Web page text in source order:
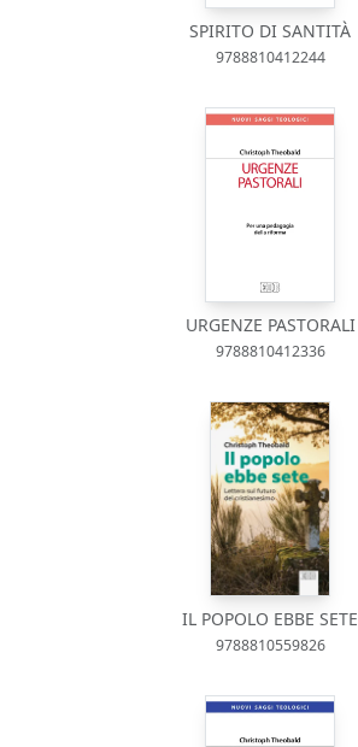
SPIRITO DI SANTITÀ
9788810412244
URGENZE PASTORALI
9788810412336
IL POPOLO EBBE SETE
9788810559826